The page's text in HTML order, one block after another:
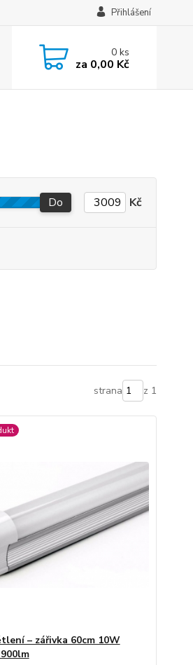
Přihlášení
0ks
za 0,00 Kč
Do Kč
strana z 1
– zářivka 60cm 10W